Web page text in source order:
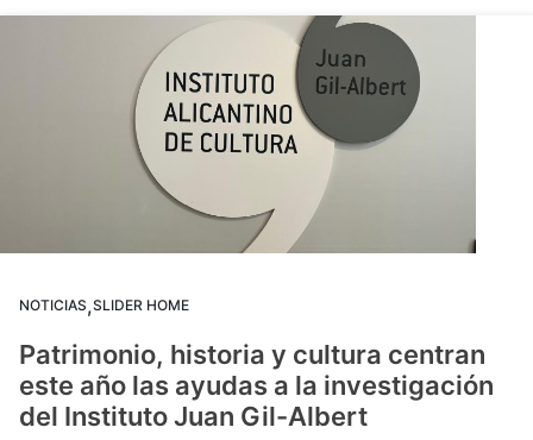
NOTICIAS,SLIDER HOME
Patrimonio, historia y cultura centran
este año las ayudas a la investigación
del Instituto Juan Gil-Albert